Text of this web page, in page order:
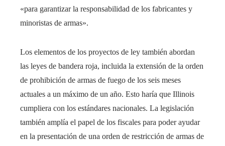
«para garantizar la responsabilidad de los fabricantes y
minoristas de armas».
Los elementos de los proyectos de ley también abordan
las leyes de bandera roja, incluida la extensión de la orden
de prohibición de armas de fuego de los seis meses
actuales a un máximo de un año. Esto haría que Illinois
cumpliera con los estándares nacionales. La legislación
también amplía el papel de los fiscales para poder ayudar
en la presentación de una orden de restricción de armas de